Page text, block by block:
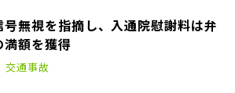
号無視を指摘し、入通院慰謝料は弁
額を獲得
交通事故